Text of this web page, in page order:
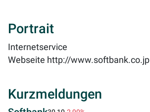
Portrait
Internetservice
Webseite http://www.softbank.co.jp
Kurzmeldungen